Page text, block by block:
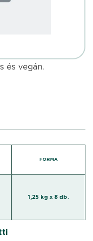
és vegán.
FORMA
1,25 kg x 8 db.